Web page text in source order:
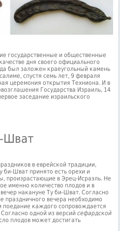
государственные и общественные
дня своего официального
был заложен краеугольный камень
спустя семь лет, 9 февраля
церемония открытия Техниона. И в
Государства Израиль, 14
заседание израильского
Шват
в еврейской традиции,
би-Шват принято есть орехи и
произрастающие в Эрец-Исраэль. Не
именно количество плодов и в
накануне Ту би-Шват. Согласно
праздничного вечера необходимо
поедание каждого сопровождается
одной из версийсефардской
плодов может достигать